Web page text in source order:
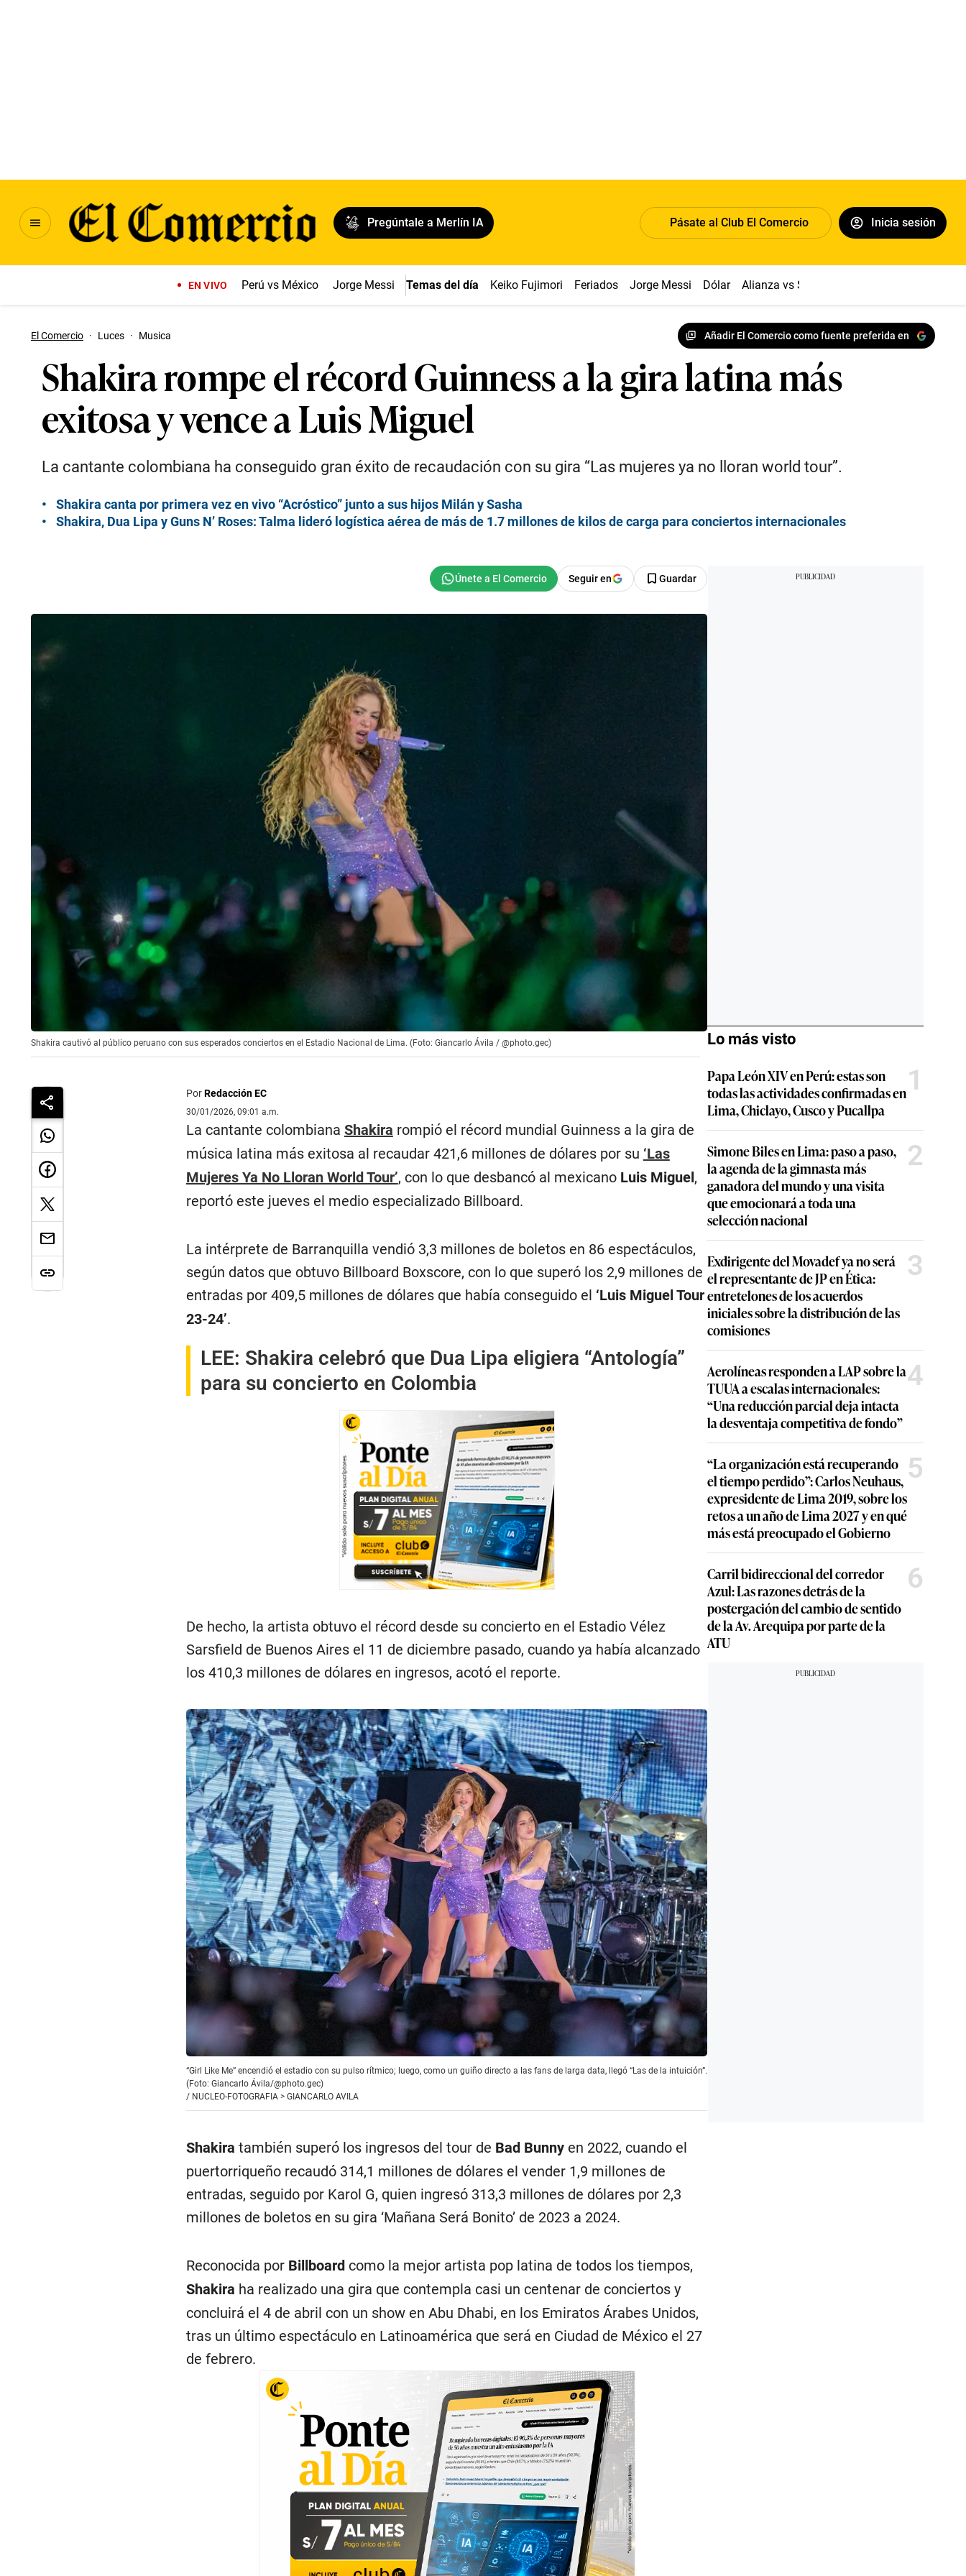
Pregúntale a Merlín IA Pásate al Club El Comercio Inicia sesión
EN VIVO Perú vs México Jorge Messi Temas del día Keiko Fujimori Feriados Jorge Messi Dólar Alianza vs Sport Boys
El Comercio · Luces · Musica Añadir El Comercio como fuente preferida en
Shakira rompe el récord Guinness a la gira latina más
exitosa y vence a Luis Miguel
La cantante colombiana ha conseguido gran éxito de recaudación con su gira “Las mujeres ya no lloran world tour”.
Shakira canta por primera vez en vivo “Acróstico” junto a sus hijos Milán y Sasha
Shakira, Dua Lipa y Guns N’ Roses: Talma lideró logística aérea de más de 1.7 millones de kilos de carga para conciertos internacionales
Seguir en Guardar
Shakira cautivó al público peruano con sus esperados conciertos en el Estadio Nacional de Lima. (Foto: Giancarlo Ávila / @photo.gec)
PorRedacción EC
30/01/2026, 09:01 a.m.
La cantante colombiana Shakira rompió el récord mundial Guinness a la gira de
música latina más exitosa al recaudar 421,6 millones de dólares por su ‘Las
Mujeres Ya No Lloran World Tour’, con lo que desbancó al mexicano Luis Miguel,
reportó este jueves el medio especializado Billboard.
La intérprete de Barranquilla vendió 3,3 millones de boletos en 86 espectáculos,
según datos que obtuvo Billboard Boxscore, con lo que superó los 2,9 millones de
entradas por 409,5 millones de dólares que había conseguido el ‘Luis Miguel Tour
23-24’.
LEE: Shakira celebró que Dua Lipa eligiera “Antología”
para su concierto en Colombia
De hecho, la artista obtuvo el récord desde su concierto en el Estadio Vélez
Sarsfield de Buenos Aires el 11 de diciembre pasado, cuando ya había alcanzado
los 410,3 millones de dólares en ingresos, acotó el reporte.
“Girl Like Me” encendió el estadio con su pulso rítmico; luego, como un guiño directo a las fans de larga data, llegó “Las de la intuición”.
(Foto: Giancarlo Ávila/@photo.gec)
/ NUCLEO-FOTOGRAFIA > GIANCARLO AVILA
Shakira también superó los ingresos del tour de Bad Bunny en 2022, cuando el
puertorriqueño recaudó 314,1 millones de dólares el vender 1,9 millones de
entradas, seguido por Karol G, quien ingresó 313,3 millones de dólares por 2,3
millones de boletos en su gira ‘Mañana Será Bonito’ de 2023 a 2024.
Reconocida por Billboard como la mejor artista pop latina de todos los tiempos,
Shakira ha realizado una gira que contempla casi un centenar de conciertos y
concluirá el 4 de abril con un show en Abu Dhabi, en los Emiratos Árabes Unidos,
tras un último espectáculo en Latinoamérica que será en Ciudad de México el 27
de febrero.
Lo más visto
Papa León XIV en Perú: estas son
todas las actividades confirmadas en
Lima, Chiclayo, Cusco y Pucallpa
1
Simone Biles en Lima: paso a paso,
la agenda de la gimnasta más
ganadora del mundo y una visita
que emocionará a toda una
selección nacional
2
Exdirigente del Movadef ya no será
el representante de JP en Ética:
entretelones de los acuerdos
iniciales sobre la distribución de las
comisiones
3
Aerolíneas responden a LAP sobre la
TUUA a escalas internacionales:
“Una reducción parcial deja intacta
la desventaja competitiva de fondo”
4
“La organización está recuperando
el tiempo perdido”: Carlos Neuhaus,
expresidente de Lima 2019, sobre los
retos a un año de Lima 2027 y en qué
más está preocupado el Gobierno
5
Carril bidireccional del corredor
Azul: Las razones detrás de la
postergación del cambio de sentido
de la Av. Arequipa por parte de la
ATU
6